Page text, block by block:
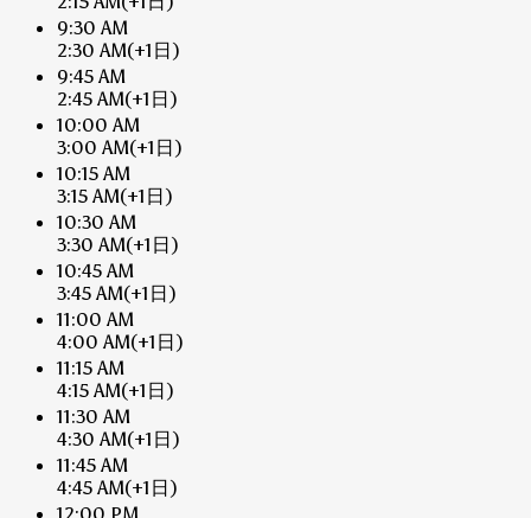
9:30 AM
2:30 AM(+1日)
9:45 AM
2:45 AM(+1日)
10:00 AM
3:00 AM(+1日)
10:15 AM
3:15 AM(+1日)
10:30 AM
3:30 AM(+1日)
10:45 AM
3:45 AM(+1日)
11:00 AM
4:00 AM(+1日)
11:15 AM
4:15 AM(+1日)
11:30 AM
4:30 AM(+1日)
11:45 AM
4:45 AM(+1日)
12:00 PM